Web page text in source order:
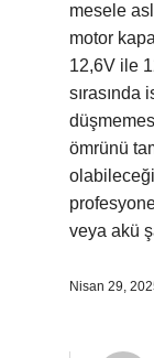
mesele
motor
12,6V ile
sırasında
ömrünü
veya akü
Nisan 29,